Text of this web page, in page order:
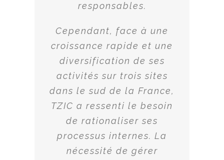
responsables.
Cependant, face à une
croissance rapide et une
diversification de ses
activités sur trois sites
dans le sud de la France,
TZIC a ressenti le besoin
de rationaliser ses
processus internes. La
nécessité de gérer